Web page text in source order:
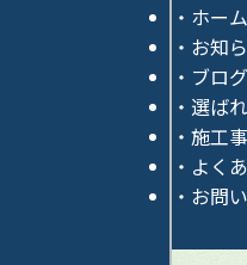
ホーム
お知
ブログ
選ば
施工
よく
お問